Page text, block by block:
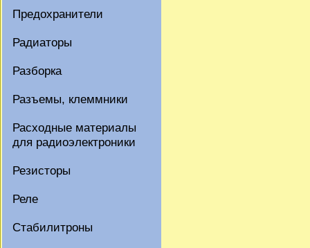
Предохранители
Радиаторы
Разборка
Разъемы, клеммники
Расходные материалы
для радиоэлектроники
Резисторы
Реле
Стабилитроны